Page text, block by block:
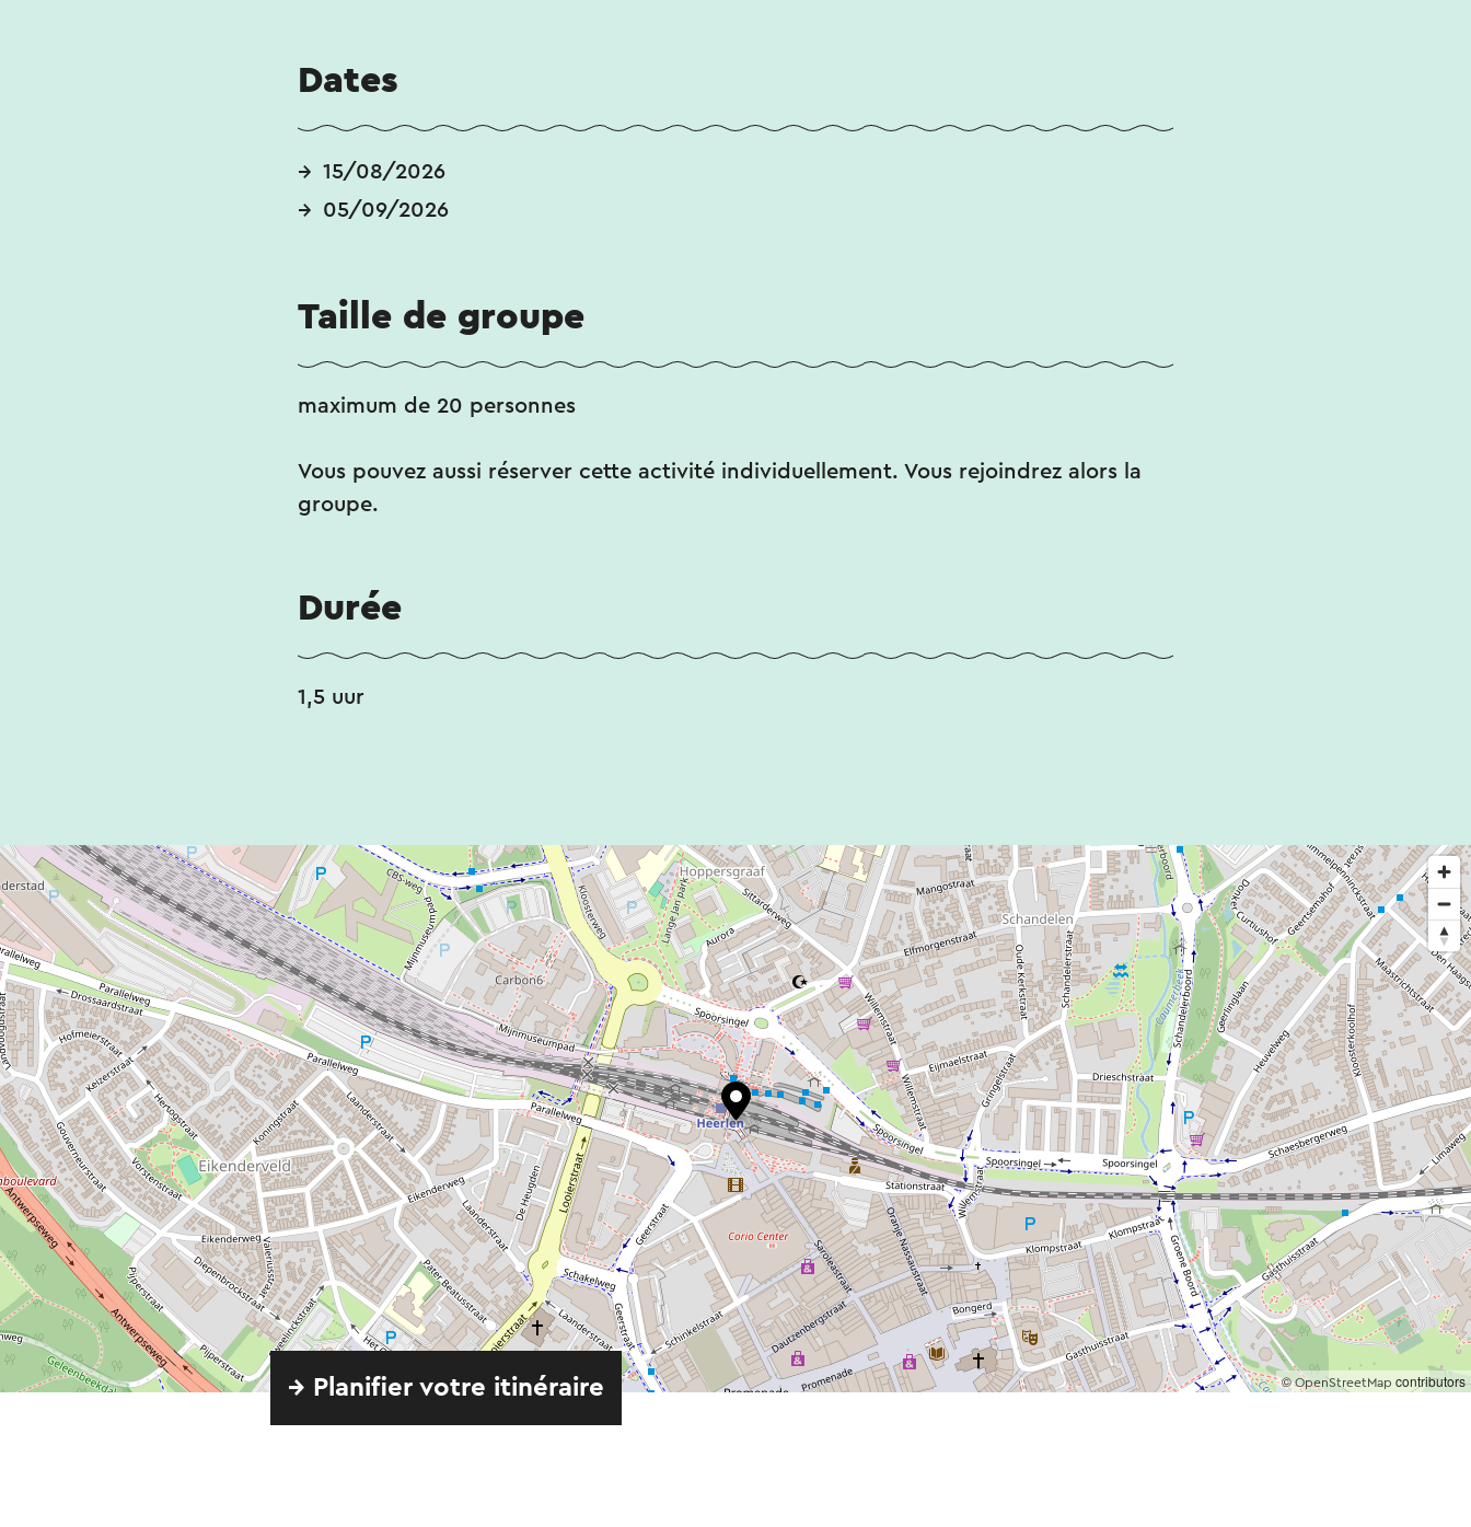
Dates
15/08/2026
05/09/2026
Taille de groupe
maximum de 20 personnes
Vous pouvez aussi réserver cette activité individuellement. Vous rejoindrez alors la
groupe.
Durée
1,5 uur
©OpenStreetMap contributors
→ Planifier votre itinéraire